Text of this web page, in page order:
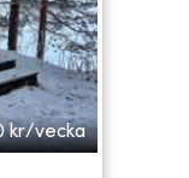
kr/vecka